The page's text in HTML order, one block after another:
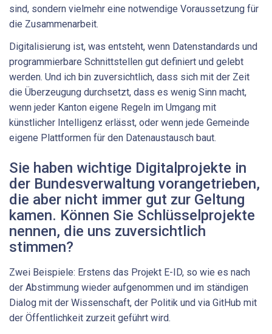
sind, sondern vielmehr eine notwendige Voraussetzung für
die Zusammenarbeit.
Digitalisierung ist, was entsteht, wenn Datenstandards und
programmierbare Schnittstellen gut definiert und gelebt
werden. Und ich bin zuversichtlich, dass sich mit der Zeit
die Überzeugung durchsetzt, dass es wenig Sinn macht,
wenn jeder Kanton eigene Regeln im Umgang mit
künstlicher Intelligenz erlässt, oder wenn jede Gemeinde
eigene Plattformen für den Datenaustausch baut.
Sie haben wichtige Digitalprojekte in
der Bundesverwaltung vorangetrieben,
die aber nicht immer gut zur Geltung
kamen. Können Sie Schlüsselprojekte
nennen, die uns zuversichtlich
stimmen?
Zwei Beispiele: Erstens das Projekt E-ID, so wie es nach
der Abstimmung wieder aufgenommen und im ständigen
Dialog mit der Wissenschaft, der Politik und via GitHub mit
der Öffentlichkeit zurzeit geführt wird.